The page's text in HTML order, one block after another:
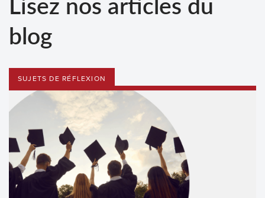
blog
SUJETS DE RÉFLEXION